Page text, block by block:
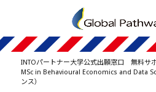
INTOパートナー大学公式出願窓口 無料サ
MSc in Behavioural Economics and Data
ンス）